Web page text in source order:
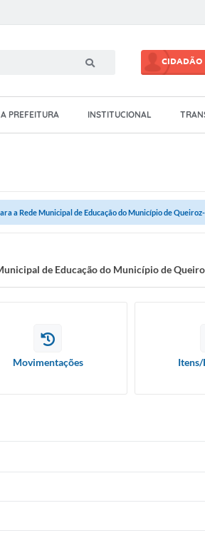
CIDADÃO
A PREFEITURA INSTITUCIONAL
a Rede Municipal de Educação do Município de
de Educação do Município de
Movimentações Itens/